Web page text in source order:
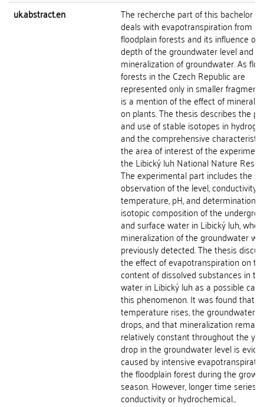
uk.abstract.en
The recherche part of this bachelor
deals with evapotranspiration from
floodplain forests and its influence
depth of the groundwater level and
mineralization of groundwater. As
forests in the Czech Republic are
represented only in smaller
is a mention of the effect of
on plants. The thesis describes the
and use of stable isotopes in
and the comprehensive
the area of interest of the
the Libický luh National Nature
The experimental part includes the
observation of the level, conductivity,
temperature, pH, and determination
isotopic composition of the
and surface water in Libický luh,
mineralization of the groundwater
previously detected. The thesis
the effect of evapotranspiration on
content of dissolved substances in
water in Libický luh as a possible
this phenomenon. It was found that
temperature rises, the groundwater
drops, and that mineralization
relatively constant throughout the
drop in the groundwater level is
caused by intensive
the floodplain forest during the
season. However, longer time series
conductivity or hydrochemical...